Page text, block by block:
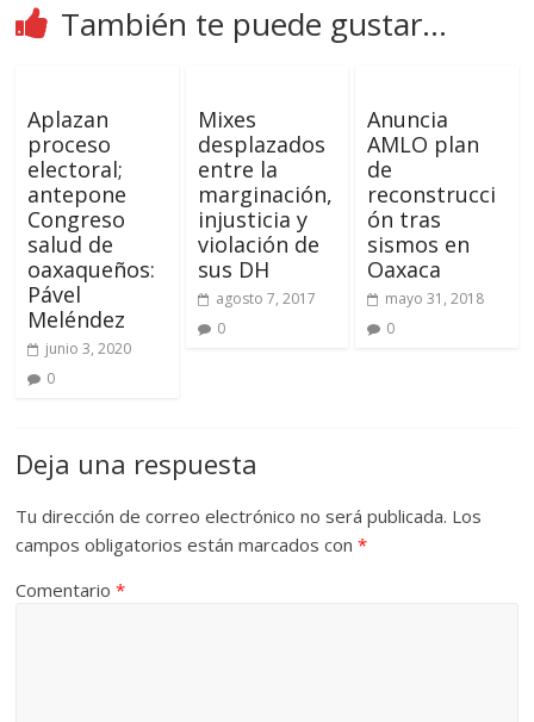
También te puede gustar...
Aplazan
proceso
electoral;
antepone
Congreso
salud de
oaxaqueños:
Pável
Meléndez
junio 3, 2020
0
Mixes
desplazados
entre la
marginación,
injusticia y
violación de
sus DH
agosto 7, 2017
0
Anuncia
AMLO plan
de
reconstrucci
ón tras
sismos en
Oaxaca
mayo 31, 2018
0
Deja una respuesta
Tu dirección de correo electrónico no será publicada. Los
campos obligatorios están marcados con*
Comentario*